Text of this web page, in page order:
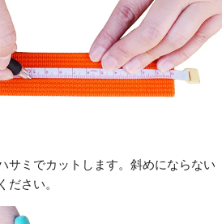
サミでカットします。斜めにならない
ださい。